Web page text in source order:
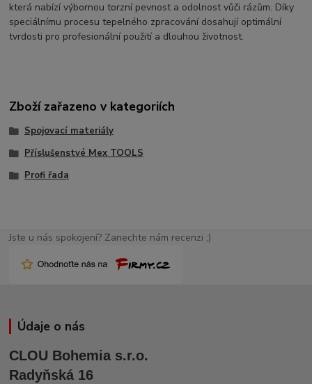
která nabízí výbornou torzní pevnost a odolnost vůči rázům. Díky
speciálnímu procesu tepelného zpracování dosahují optimální
tvrdosti pro profesionální použití a dlouhou životnost.
Zboží zařazeno v kategoriích
Spojovací materiály
Příslušenstvé Mex TOOLS
Profi řada
Jste u nás spokojení? Zanechte nám recenzi ;)
Údaje o nás
CLOU Bohemia s.r.o.
Radyňská 16